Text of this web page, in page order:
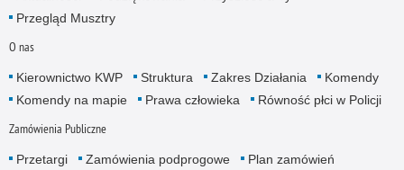
Przegląd Musztry
O nas
Kierownictwo KWP Struktura Zakres Działania
Komendy
Komendy na mapie
Prawa człowieka Równość płci w Policji
Zamówienia Publiczne
Przetargi Zamówienia podprogowe
Plan zamówień